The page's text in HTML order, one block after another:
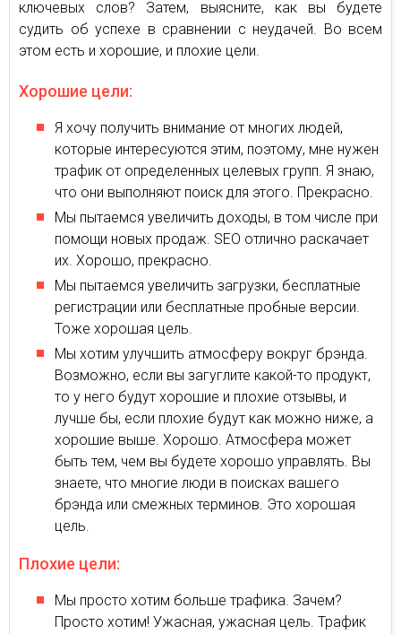
ключевых слов? Затем, выясните, как вы будете
судить об успехе в сравнении с неудачей. Во всем
этом есть и хорошие, и плохие цели.
Хорошие цели:
Я хочу получить внимание от многих людей,
которые интересуются этим, поэтому, мне нужен
трафик от определенных целевых групп. Я знаю,
что они выполняют поиск для этого. Прекрасно.
Мы пытаемся увеличить доходы, в том числе при
помощи новых продаж. SEO отлично раскачает
их. Хорошо, прекрасно.
Мы пытаемся увеличить загрузки, бесплатные
регистрации или бесплатные пробные версии.
Тоже хорошая цель.
Мы хотим улучшить атмосферу вокруг брэнда.
Возможно, если вы загуглите какой-то продукт,
то у него будут хорошие и плохие отзывы, и
лучше бы, если плохие будут как можно ниже, а
хорошие выше. Хорошо. Атмосфера может
быть тем, чем вы будете хорошо управлять. Вы
знаете, что многие люди в поисках вашего
брэнда или смежных терминов. Это хорошая
цель.
Плохие цели:
Мы просто хотим больше трафика. Зачем?
Просто хотим! Ужасная, ужасная цель. Трафик